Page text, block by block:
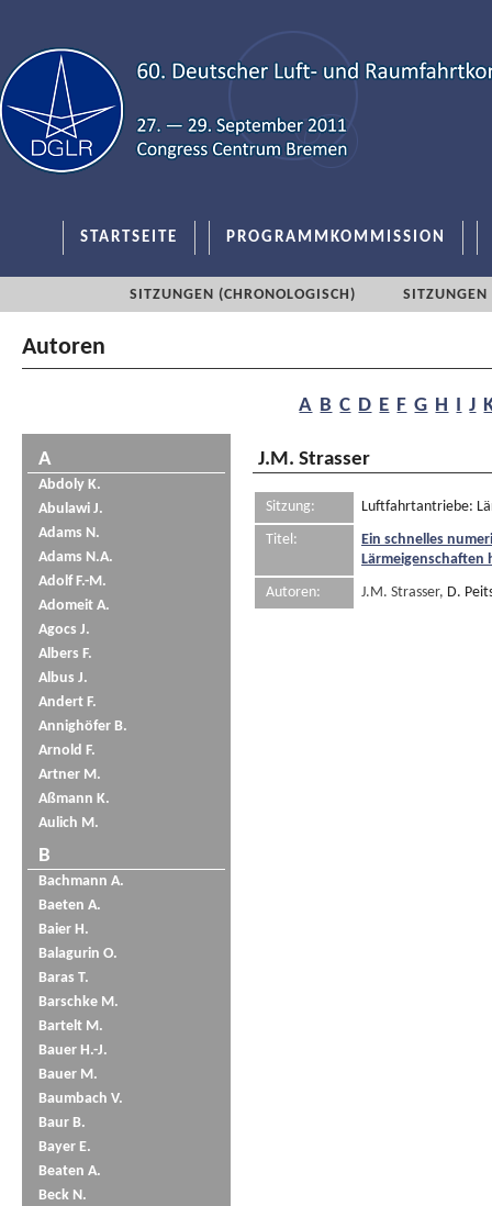
STARTSEITE PROGRAMMKOMMISSION
SITZUNGEN (CHRONOLOGISCH) SITZUNGEN
Autoren
A B C D E F G H I J
A
Abdoly K.
Abulawi J.
Adams N.
Adams N.A.
Adolf F.-M.
Adomeit A.
Agocs J.
Albers F.
Albus J.
Andert F.
Annighöfer B.
Arnold F.
Artner M.
Aßmann K.
Aulich M.
B
Bachmann A.
Baeten A.
Baier H.
Balagurin O.
Baras T.
Barschke M.
Bartelt M.
Bauer H.-J.
Bauer M.
Baumbach V.
Baur B.
Bayer E.
Beaten A.
Beck N.
J.M. Strasser
Sitzung:
Luftfahrtantriebe:
Titel:
Ein schnelles
Autoren:
J.M. Strasser, D.